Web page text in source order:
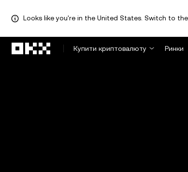
Looks like you're in the United States. Switch to
Купити криптовалюту
Ринки